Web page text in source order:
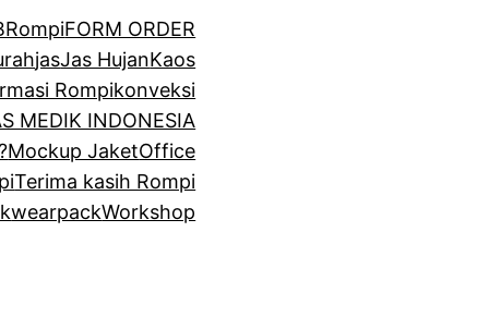
FORM ORDER
jasJas HujanKaos
Rompikonveksi
MEDIK INDONESIA
Mockup JaketOffice
Terima kasih Rompi
wearpackWorkshop